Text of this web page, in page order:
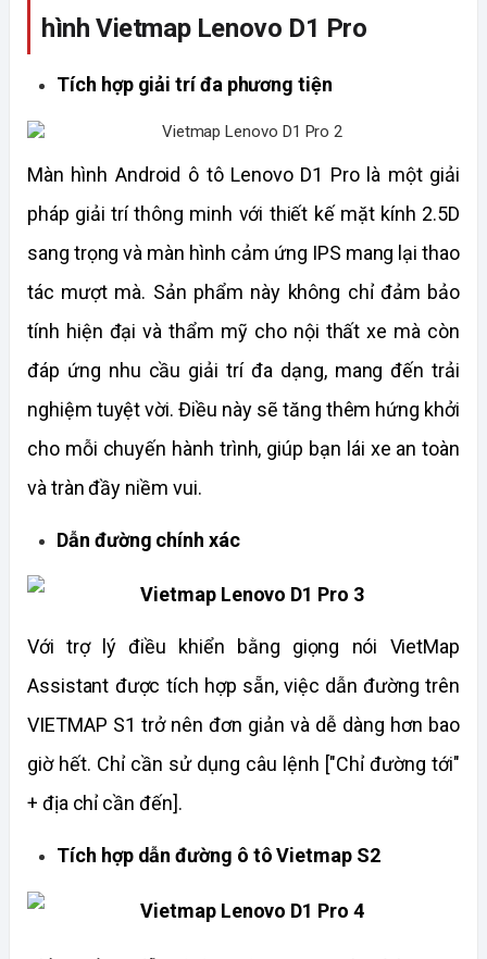
hình Vietmap Lenovo D1 Pro
Tích hợp giải trí đa phương tiện
Màn hình Android ô tô Lenovo D1 Pro là một giải
pháp giải trí thông minh với thiết kế mặt kính 2.5D
sang trọng và màn hình cảm ứng IPS mang lại thao
tác mượt mà. Sản phẩm này không chỉ đảm bảo
tính hiện đại và thẩm mỹ cho nội thất xe mà còn
đáp ứng nhu cầu giải trí đa dạng, mang đến trải
nghiệm tuyệt vời. Điều này sẽ tăng thêm hứng khởi
cho mỗi chuyến hành trình, giúp bạn lái xe an toàn
và tràn đầy niềm vui.
Dẫn đường chính xác
Với trợ lý điều khiển bằng giọng nói VietMap
Assistant được tích hợp sẵn, việc dẫn đường trên
VIETMAP S1 trở nên đơn giản và dễ dàng hơn bao
giờ hết. Chỉ cần sử dụng câu lệnh ["Chỉ đường tới"
+ địa chỉ cần đến].
Tích hợp dẫn đường ô tô Vietmap S2